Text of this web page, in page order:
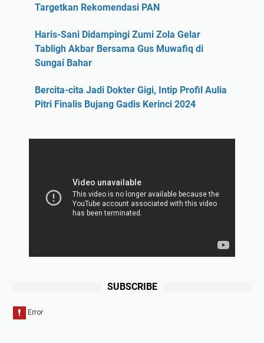
Targetkan Rekomendasi PAN
Haris-Sani Didampingi Zumi Zola Gelar
Tabligh Akbar Bersama Gus Muwafiq di
Sungai Bahar
Bercita-cita Jadi Dokter Gigi, Intip Profil Aulia
Pitri Finalis Bujang Gadis Kerinci 2024
SUBSCRIBE